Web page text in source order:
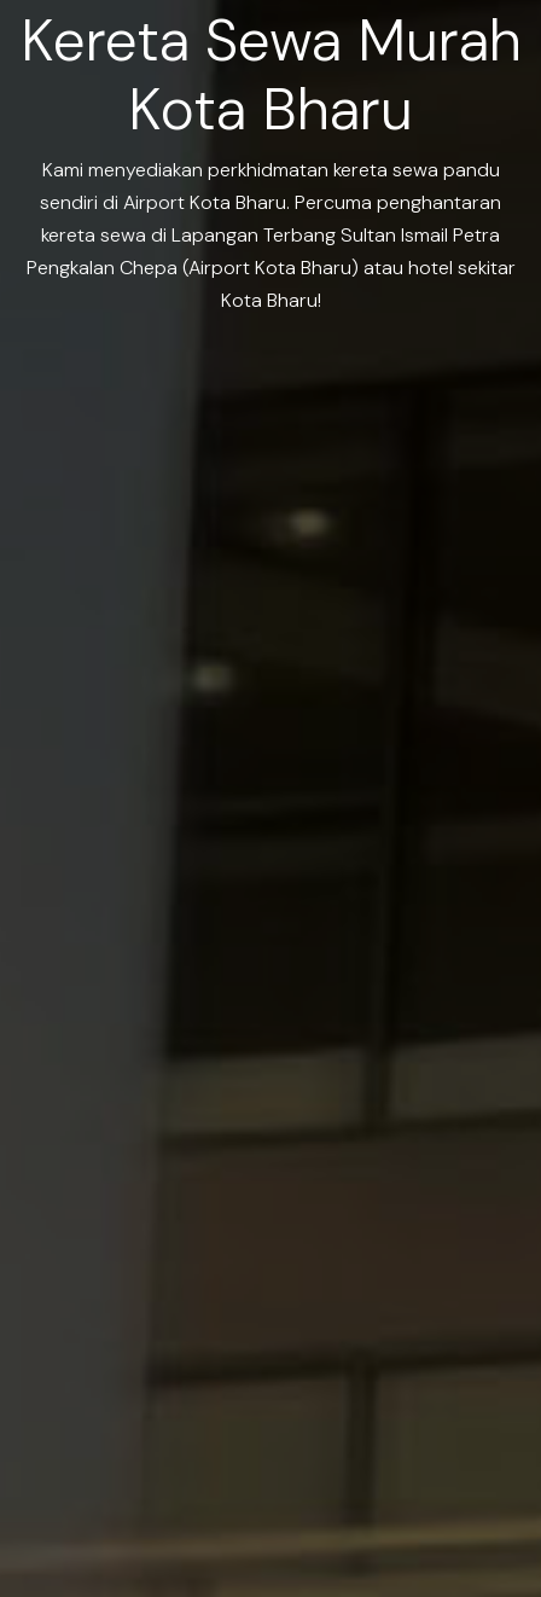
Kereta Sewa Murah
Kota Bharu
Kami menyediakan perkhidmatan kereta sewa pandu
sendiri di Airport Kota Bharu. Percuma penghantaran
kereta sewa di Lapangan Terbang Sultan Ismail Petra
Pengkalan Chepa (Airport Kota Bharu) atau hotel sekitar
Kota Bharu!